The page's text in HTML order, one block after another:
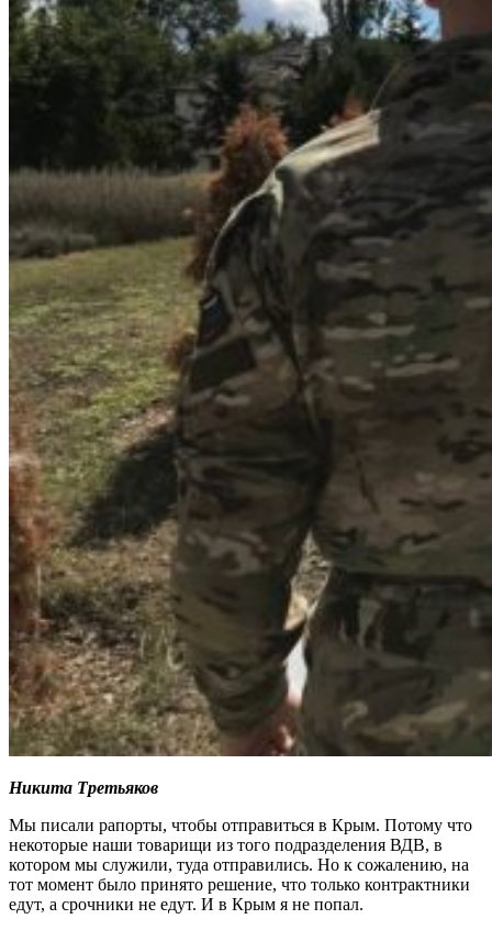
Никита Третьяков
Мы писали рапорты, чтобы отправиться в Крым. Потому что
некоторые наши товарищи из того подразделения ВДВ, в
котором мы служили, туда отправились. Но к сожалению, на
тот момент было принято решение, что только контрактники
едут, а срочники не едут. И в Крым я не попал.